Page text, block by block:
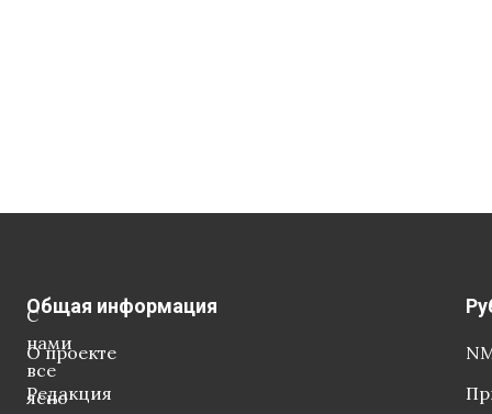
С
нами
все
ясно
Общая информация
О проекте
Редакция